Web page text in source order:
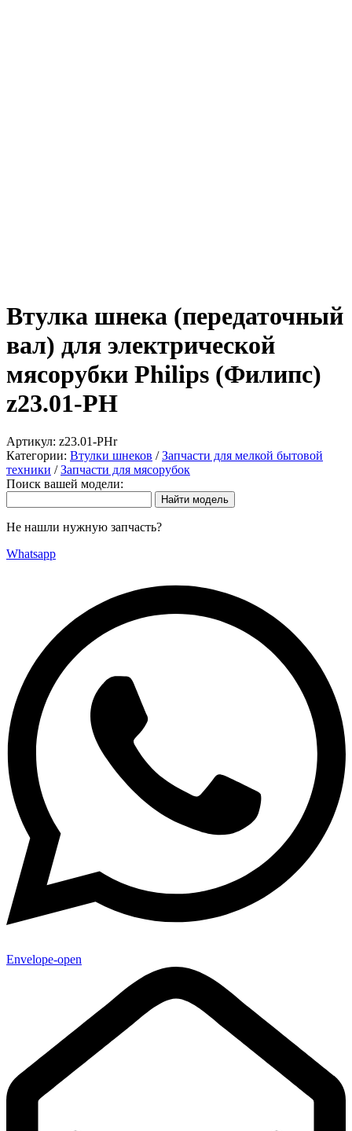
Втулка шнека (передаточный
вал) для электрической
мясорубки Philips (Филипс)
z23.01-PH
Артикул: z23.01-PHr
Категории: Втулки шнеков /Запчасти для мелкой бытовой
техники /Запчасти для мясорубок
Поиск вашей модели:
Не нашли нужную запчасть?
Whatsapp
Envelope-open